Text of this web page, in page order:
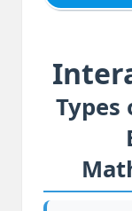
Types